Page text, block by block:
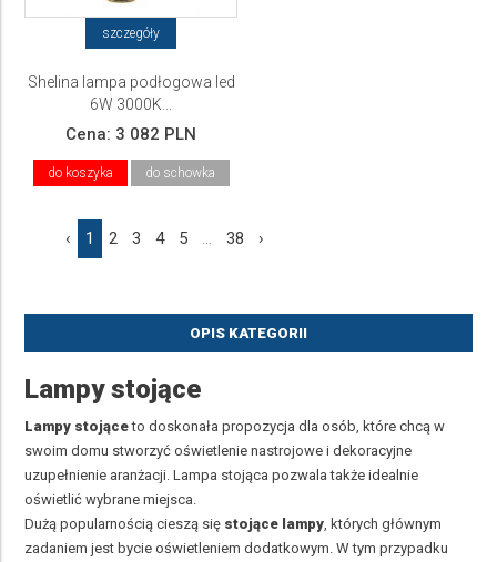
szczegóły
Shelina lampa podłogowa led
6W 3000K...
Cena: 3 082 PLN
do koszyka do schowka
‹ 1 2 3 4 5 ... 38 ›
OPIS KATEGORII
Lampy stojące
Lampy stojąceto doskonała propozycja dla osób, które chcą w
swoim domu stworzyć oświetlenie nastrojowe i dekoracyjne
uzupełnienie aranżacji. Lampa stojąca pozwala także idealnie
oświetlić wybrane miejsca.
Dużą popularnością cieszą się stojące lampy , których głównym
zadaniem jest bycie oświetleniem dodatkowym. W tym przypadku